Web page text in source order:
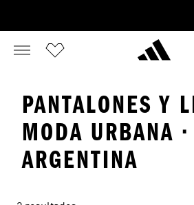
PANTALONES Y
MODA URBANA ·
ARGENTINA